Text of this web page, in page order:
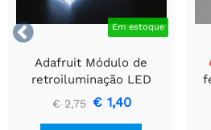
 Em estoque
Adafruit Módulo de
retroiluminação LED
branco - Pequeno 12 mm
x 40 mm
€ 2,75 € 1,40